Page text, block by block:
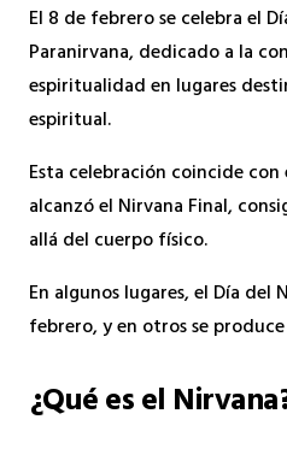
El 8 de febrero se celebra el
Paranirvana, dedicado a la
espiritualidad en lugares
espiritual.
Esta celebración coincide
alcanzó el Nirvana Final,
allá del cuerpo físico.
En algunos lugares, el Día del
febrero, y en otros se
¿Qué es el